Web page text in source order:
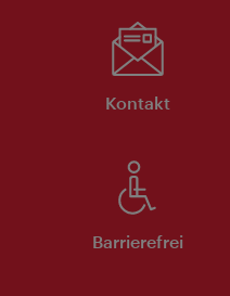
Kontakt
Barrierefrei